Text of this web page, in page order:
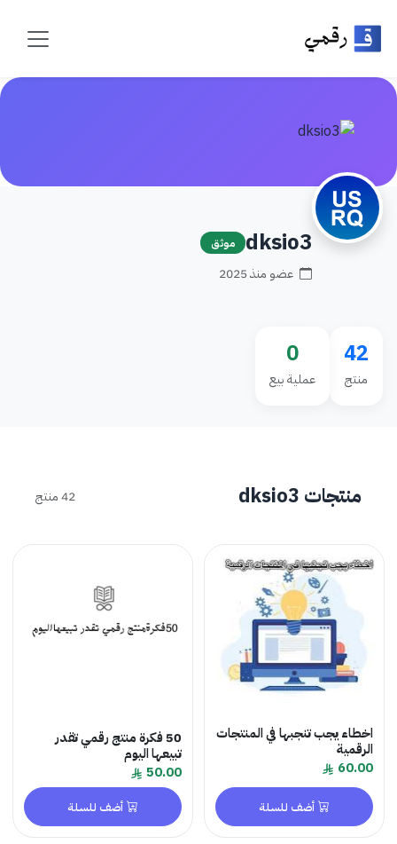
dksio3 موثق
عضو منذ 2025
42
منتج
0
عملية بيع
منتجات dksio3 42 منتج
اخطاء يجب تنجبها في المنتجات
الرقمية
60.00
أضف للسلة
50 فكرة منتج رقمي تقدر
تبيعها اليوم
50.00
أضف للسلة